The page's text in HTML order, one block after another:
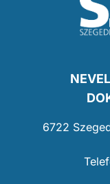
6722